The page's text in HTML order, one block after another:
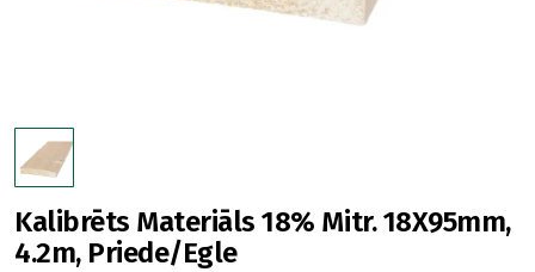
Kalibrēts Materiāls 18% Mitr. 18X95mm,
4.2m, Priede/Egle